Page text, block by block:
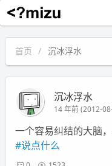
沉冰浮水
首页 沉冰浮水
沉冰浮水
14 年前 (2012-
一个容易纠结的大脑
#说点什么